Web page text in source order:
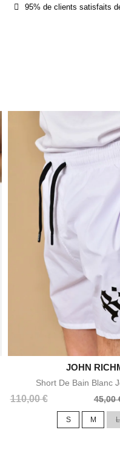
95% de clients satisfaits
Aperçu
JOHN
Short De Bain Blanc
110,00 €
Prix
45,00
Prix
S M L